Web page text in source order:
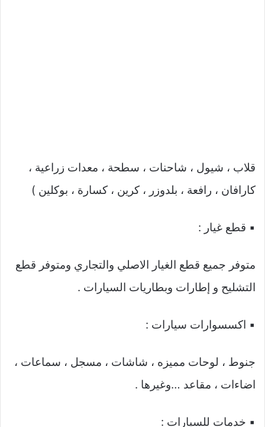
قلاب ، شيول ، شاحنات ، سطحة ، معدات زراعية ،
كارافان ، رافعة ، بلدوزر ، كرين ، كسارة ، بوكلين )
▪️ قطع غيار :
متوفر جميع قطع الغيار الاصلي والتجاري ومتوفر قطع
التشليح و إطارات وبطاريات السيارات .
▪️ اكسسوارات سيارات :
جنوط ، لوحات مميزه ، شاشات ، مسجل ، سماعات ،
اضاءات ، مقاعد …وغيرها .
▪️ خدمات للسيارات :